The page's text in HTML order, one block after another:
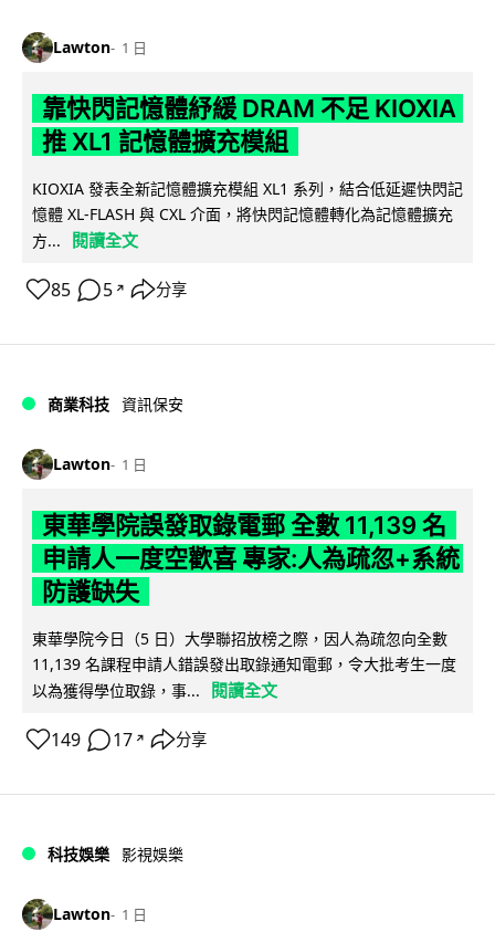
Lawton 1 日
靠快閃記憶體紓緩 DRAM 不足 KIOXIA
推 XL1 記憶體擴充模組
KIOXIA 發表全新記憶體擴充模組 XL1 系列，結合低延遲快閃記
憶體 XL-FLASH 與 CXL 介面，將快閃記憶體轉化為記憶體擴充
方...
閱讀全文
85 5 ↗ 分享
商業科技 資訊保安
Lawton 1 日
東華學院誤發取錄電郵 全數 11,139 名
申請人一度空歡喜 專家:人為疏忽+系統
防護缺失
東華學院今日（5 日）大學聯招放榜之際，因人為疏忽向全數
11,139 名課程申請人錯誤發出取錄通知電郵，令大批考生一度
以為獲得學位取錄，事...
閱讀全文
149 17 ↗ 分享
科技娛樂 影視娛樂
Lawton 1 日